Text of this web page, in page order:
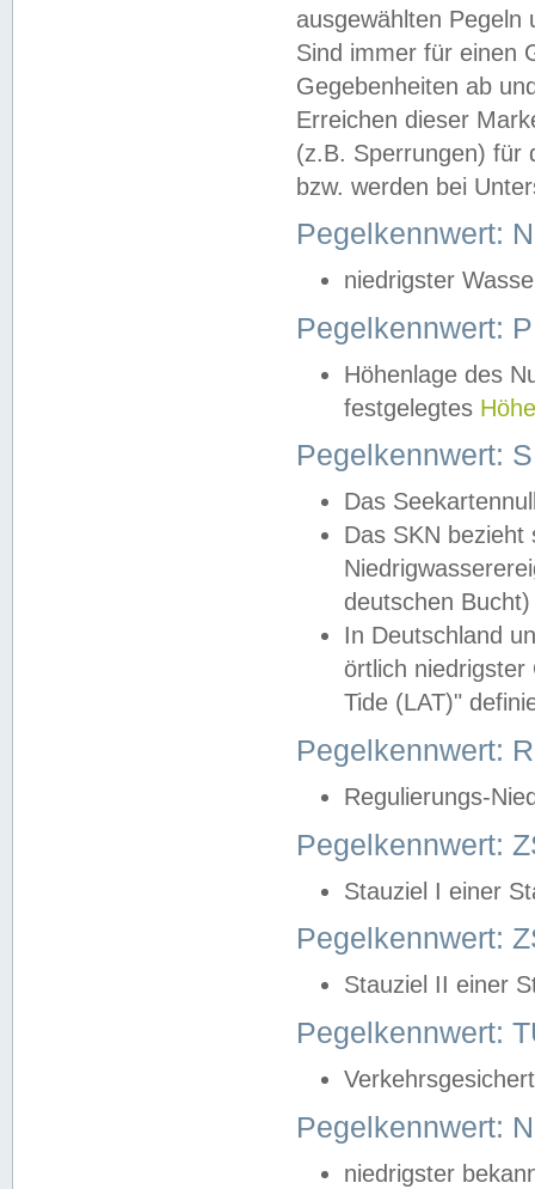
ausgewählten
Sind immer für einen
Gegebenheiten ab
Erreichen dieser
(z.B. Sperrungen) für
bzw. werden bei
Pegelkennwert:
niedrigster
Pegelkennwert:
Höhenlage des
festgelegtes
Pegelkennwert:
Das
Das SKN
deutschen
In Deutschland
örtlich
Tide (LAT)"
Pegelkennwert:
Regulierungs-
Pegelkennwert:
Stauziel I einer
Pegelkennwert:
Stauziel II einer
Pegelkennwert:
Pegelkennwert:
niedrigster